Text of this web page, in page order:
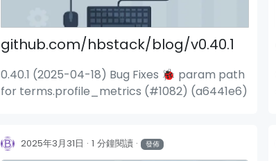
github.com/hbstack/blog/v0.40.1
0.40.1 (2025-04-18) Bug Fixes 🐞 param path
for terms.profile_metrics (#1082) (a6441e6)
2025年3月31日 1 分鐘閱讀 發佈